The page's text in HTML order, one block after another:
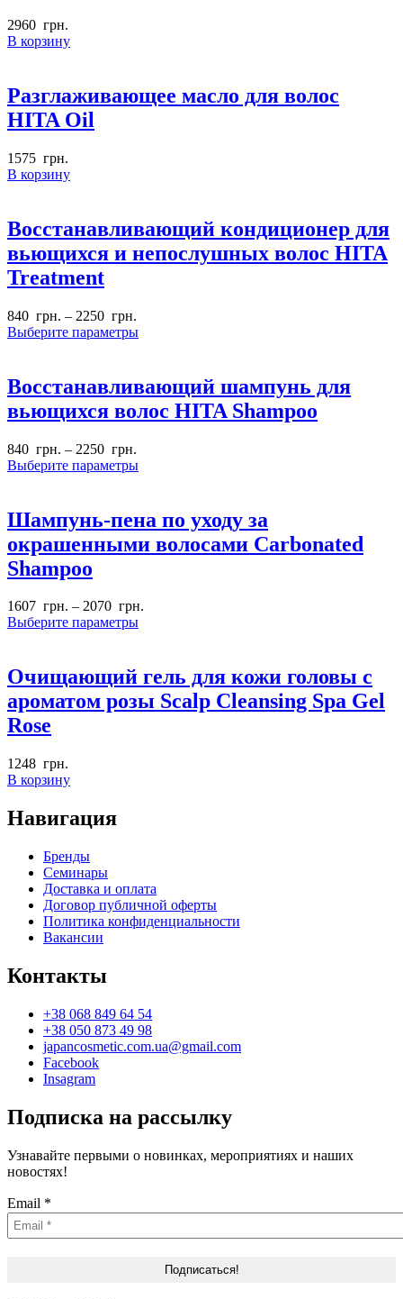
2960 грн.
В корзину
Разглаживающее масло для волос
HITA Oil
1575 грн.
В корзину
Восстанавливающий кондиционер для
вьющихся и непослушных волос HITA
Treatment
840 грн. – 2250 грн.
Выберите параметры
Восстанавливающий шампунь для
вьющихся волос HITA Shampoo
840 грн. – 2250 грн.
Выберите параметры
Шампунь-пена по уходу за
окрашенными волосами Carbonated
Shampoo
1607 грн. – 2070 грн.
Выберите параметры
Очищающий гель для кожи головы с
ароматом розы Scalp Cleansing Spa Gel
Rose
1248 грн.
В корзину
Навигация
Бренды
Семинары
Доставка и оплата
Договор публичной оферты
Политика конфиденциальности
Вакансии
Контакты
+38 068 849 64 54
+38 050 873 49 98
japancosmetic.com.ua@gmail.com
Facebook
Insagram
Подписка на рассылку
Узнавайте первыми о новинках, мероприятиях и наших
новостях!
Email *